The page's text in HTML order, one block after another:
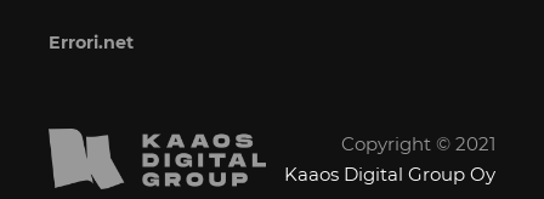
Errori.net
Copyright © 2021
Kaaos Digital Group Oy